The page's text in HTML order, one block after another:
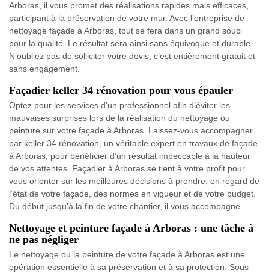
Arboras, il vous promet des réalisations rapides mais efficaces,
participant à la préservation de votre mur. Avec l’entreprise de
nettoyage façade à Arboras, tout se fera dans un grand souci
pour la qualité. Le résultat sera ainsi sans équivoque et durable.
N’oubliez pas de solliciter votre devis, c’est entièrement gratuit et
sans engagement.
Façadier keller 34 rénovation pour vous épauler
Optez pour les services d’un professionnel afin d’éviter les
mauvaises surprises lors de la réalisation du nettoyage ou
peinture sur votre façade à Arboras. Laissez-vous accompagner
par keller 34 rénovation, un véritable expert en travaux de façade
à Arboras, pour bénéficier d’un résultat impeccable à la hauteur
de vos attentes. Façadier à Arboras se tient à votre profit pour
vous orienter sur les meilleures décisions à prendre, en regard de
l’état de votre façade, des normes en vigueur et de votre budget.
Du début jusqu’à la fin de votre chantier, il vous accompagne.
Nettoyage et peinture façade à Arboras : une tâche à
ne pas négliger
Le nettoyage ou la peinture de votre façade à Arboras est une
opération essentielle à sa préservation et à sa protection. Sous